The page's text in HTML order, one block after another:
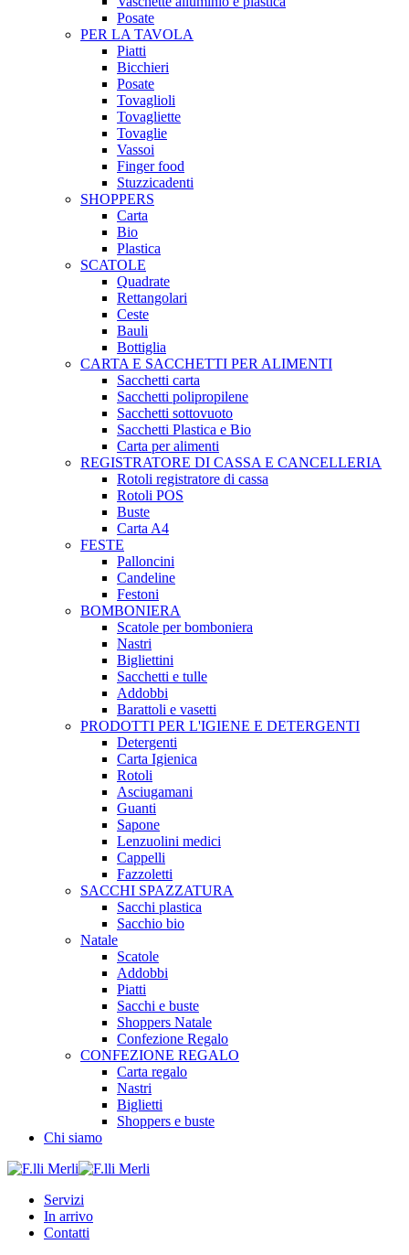
Posate
PER LA TAVOLA
Piatti
Bicchieri
Posate
Tovaglioli
Tovagliette
Tovaglie
Vassoi
Finger food
Stuzzicadenti
SHOPPERS
Carta
Bio
Plastica
SCATOLE
Quadrate
Rettangolari
Ceste
Bauli
Bottiglia
CARTA E SACCHETTI PER ALIMENTI
Sacchetti carta
Sacchetti polipropilene
Sacchetti sottovuoto
Sacchetti Plastica e Bio
Carta per alimenti
REGISTRATORE DI CASSA E CANCELLERIA
Rotoli registratore di cassa
Rotoli POS
Buste
Carta A4
FESTE
Palloncini
Candeline
Festoni
BOMBONIERA
Scatole per bomboniera
Nastri
Bigliettini
Sacchetti e tulle
Addobbi
Barattoli e vasetti
PRODOTTI PER L'IGIENE E DETERGENTI
Detergenti
Carta Igienica
Rotoli
Asciugamani
Guanti
Sapone
Lenzuolini medici
Cappelli
Fazzoletti
SACCHI SPAZZATURA
Sacchi plastica
Sacchio bio
Natale
Scatole
Addobbi
Piatti
Sacchi e buste
Shoppers Natale
Confezione Regalo
CONFEZIONE REGALO
Carta regalo
Nastri
Biglietti
Shoppers e buste
Chi siamo
Servizi
In arrivo
Contatti